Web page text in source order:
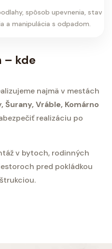
spôsob upevnenia, stav
a manipulácia s odpadom.
– kde
najmä v mestách
Šurany, Vráble, Komárno
realizáciu po
v bytoch, rodinných
pred pokládkou